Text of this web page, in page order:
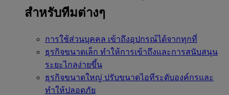
สำหรับทีมต่างๆ
การใช้ส่วนบุคคล เข้าถึงอุปกรณ์ได้จากทุกที่
ธุรกิจขนาดเล็ก ทำให้การเข้าถึงและการสนับสนุน
ระยะไกลง่ายขึ้น
ธุรกิจขนาดใหญ่ ปรับขนาดไอทีระดับองค์กรและ
ทำให้ปลอดภัย